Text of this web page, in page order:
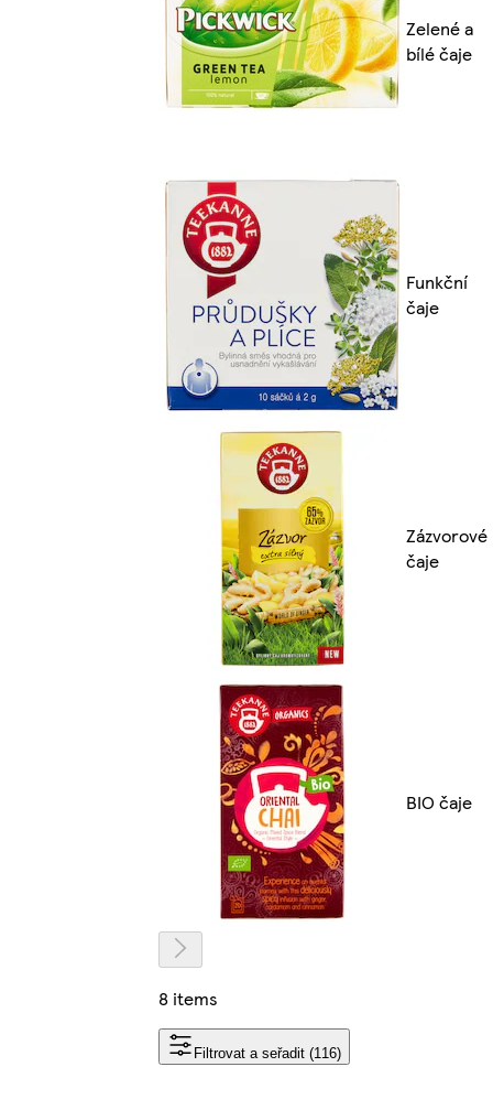
Zelené a
bílé čaje
Funkční
čaje
Zázvorové
čaje
BIO čaje
8 items
Filtrovat a seřadit (116)